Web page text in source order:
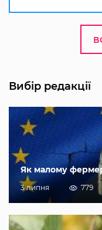
Вибір редакції
Як малому
3 липня 779